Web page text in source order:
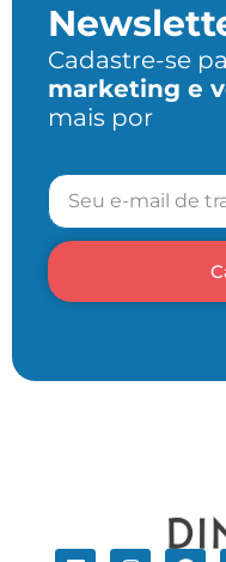
Cadastre-se
marketing e
mais por